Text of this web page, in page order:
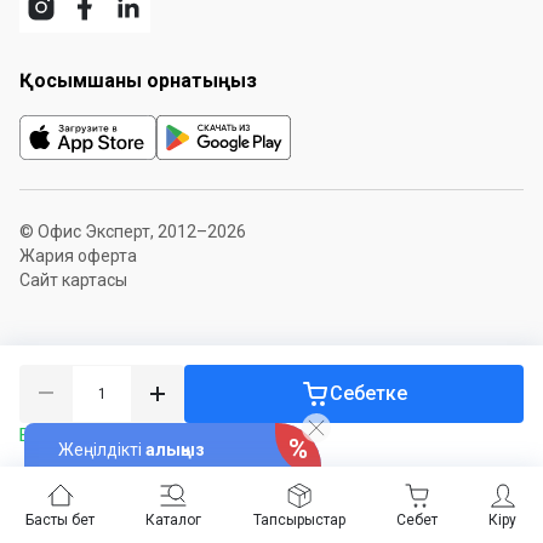
Басты бет Каталог Кіру
Тапсырыстар Себет
Себетке
Бар болуы 3 дана
Жеңілдікті алыңыз
Қосымшаны орнатыңыз
© Офис Эксперт, 2012–2026
Жария оферта
Сайт картасы